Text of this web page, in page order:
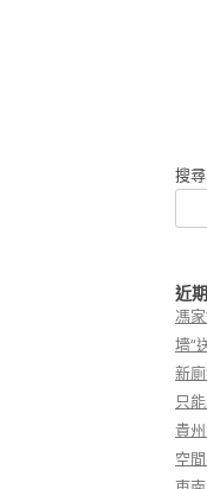
搜尋
近
馮
墻“
新
只
貴
空